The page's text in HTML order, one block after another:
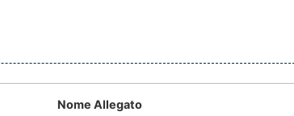
Nome Allegato